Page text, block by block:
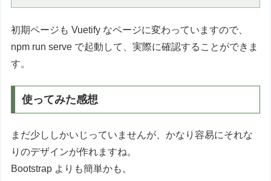
初期ページも Vuetify なページに変わっていますので、
npm run serve で起動して、実際に確認することができま
す。
使ってみた感想
まだ少ししかいじっていませんが、かなり容易にそれな
りのデザインが作れますね。
Bootstrap よりも簡単かも。